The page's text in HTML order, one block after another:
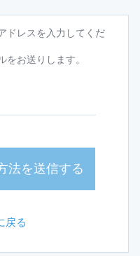
ドレスを入力してくだ
お送りします。
法を送信する
戻る